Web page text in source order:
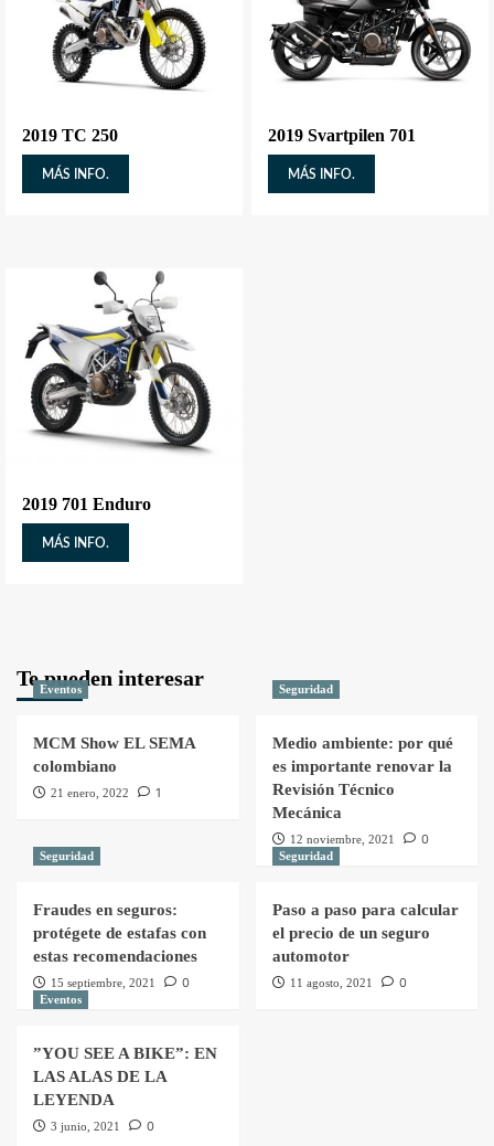
2019 TC 250
MÁS INFO.
2019 Svartpilen 701
MÁS INFO.
2019 701 Enduro
MÁS INFO.
Te pueden interesar
Eventos
MCM Show EL SEMA
colombiano
21 enero, 2022 1
Seguridad
Medio ambiente: por qué
es importante renovar la
Revisión Técnico
Mecánica
12 noviembre, 2021 0
Seguridad
Fraudes en seguros:
protégete de estafas con
estas recomendaciones
15 septiembre, 2021 0
Seguridad
Paso a paso para calcular
el precio de un seguro
automotor
11 agosto, 2021 0
Eventos
”YOU SEE A BIKE”: EN
LAS ALAS DE LA
LEYENDA
3 junio, 2021 0